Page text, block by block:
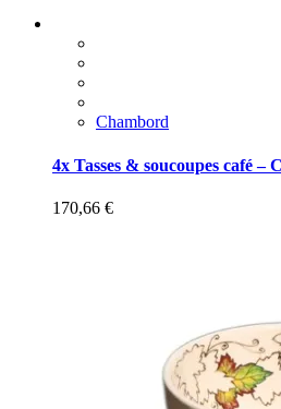
Chambord
4x Tasses & soucoupes café –
170,66 €